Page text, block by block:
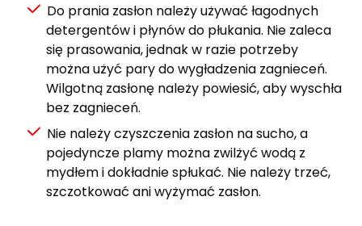
Do prania zasłon należy używać łagodnych
detergentów i płynów do płukania. Nie zaleca
się prasowania, jednak w razie potrzeby
można użyć pary do wygładzenia zagnieceń.
Wilgotną zasłonę należy powiesić, aby wyschła
bez zagnieceń.
Nie należy czyszczenia zasłon na sucho, a
pojedyncze plamy można zwilżyć wodą z
mydłem i dokładnie spłukać. Nie należy trzeć,
szczotkować ani wyżymać zasłon.